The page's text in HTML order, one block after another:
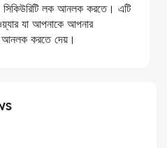
সিকিউরিটি লক আনলক করতে। এটি
যা আপনাকে আপনার
আনলক করতে দেয়।